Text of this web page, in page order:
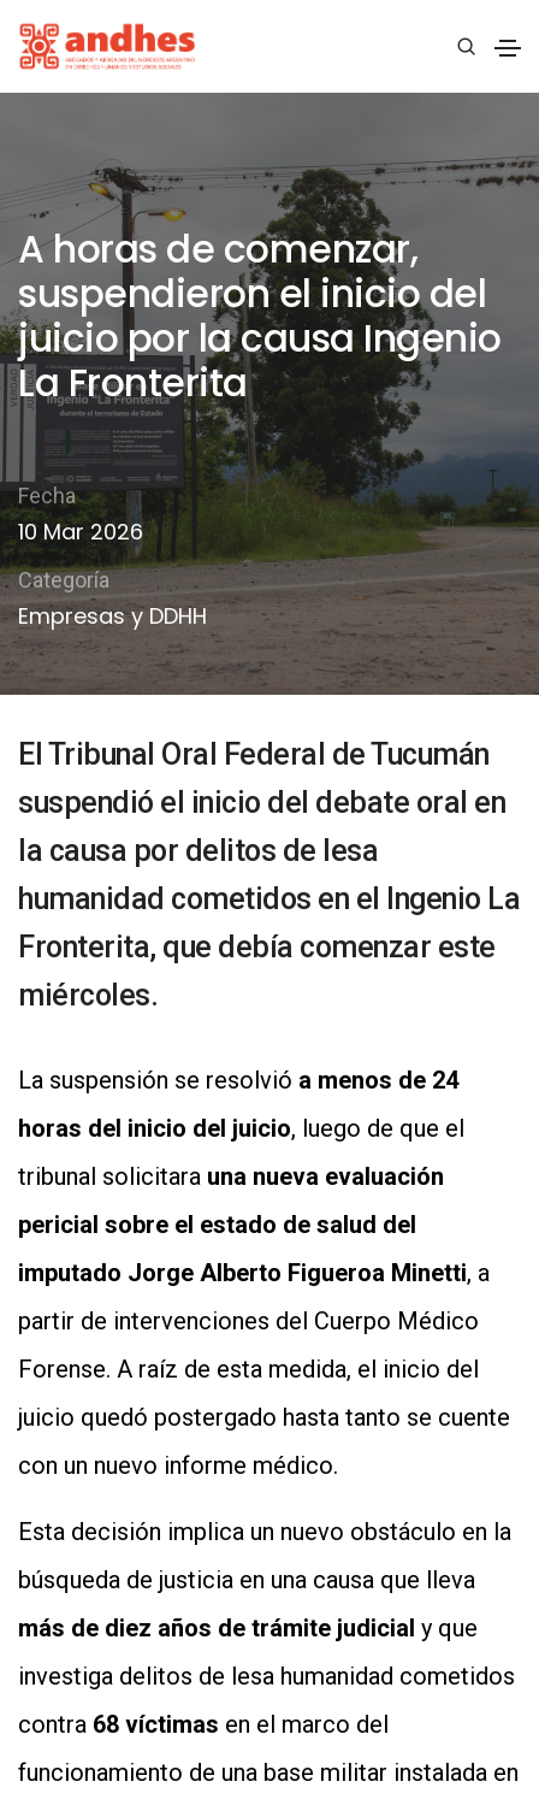
A horas de comenzar,
suspendieron el inicio del
juicio por la causa Ingenio
La Fronterita
Fecha
10 Mar 2026
Categoría
Empresas y DDHH
El Tribunal Oral Federal de Tucumán
suspendió el inicio del debate oral en
la causa por delitos de lesa
humanidad cometidos en el Ingenio La
Fronterita, que debía comenzar este
miércoles.
La suspensión se resolvió a menos de 24
horas del inicio del juicio, luego de que el
tribunal solicitara una nueva evaluación
pericial sobre el estado de salud del
imputado Jorge Alberto Figueroa Minetti, a
partir de intervenciones del Cuerpo Médico
Forense. A raíz de esta medida, el inicio del
juicio quedó postergado hasta tanto se cuente
con un nuevo informe médico.
Esta decisión implica un nuevo obstáculo en la
búsqueda de justicia en una causa que lleva
más de diez años de trámite judicial y que
investiga delitos de lesa humanidad cometidos
contra 68 víctimas en el marco del
funcionamiento de una base militar instalada en